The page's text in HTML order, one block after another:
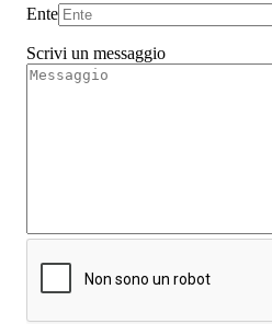
Ente
Scrivi un messaggio